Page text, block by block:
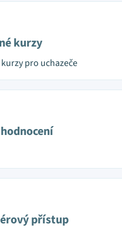
kurzy
pro uchazeče
přístup